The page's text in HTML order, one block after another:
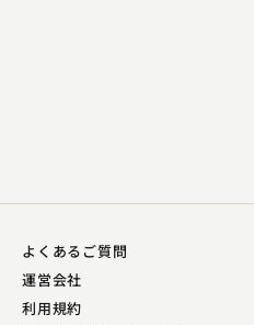
よくあるご質問
運営会社
利用規約